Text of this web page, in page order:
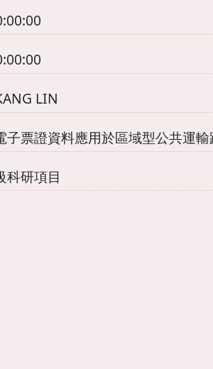
LIN
子票證資料應用於區域型公共運
科研項目